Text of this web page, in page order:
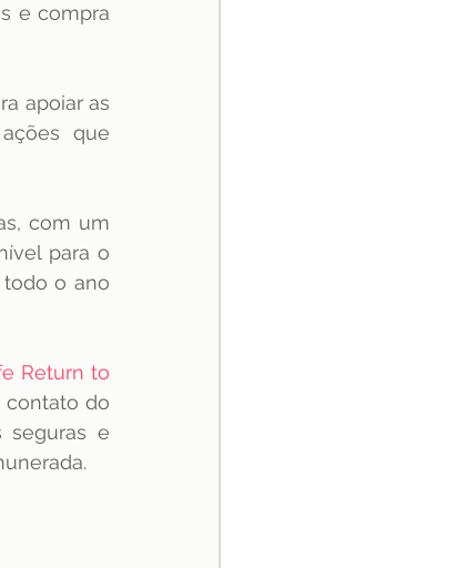
e compra
apoiar as
que
com um
para o
todo o ano
Return to
contato do
seguras e